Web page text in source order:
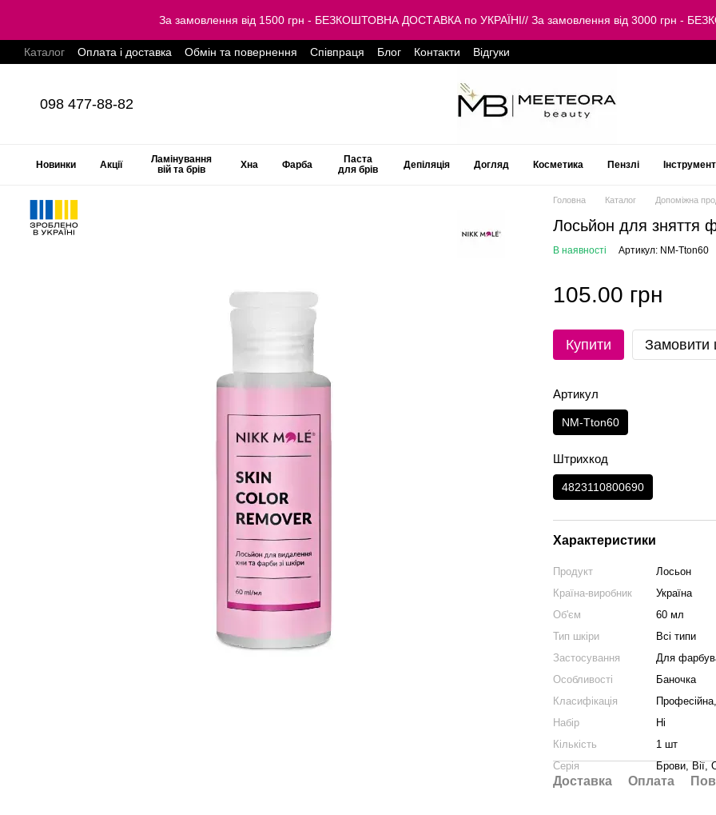
За замовлення від 1500 грн - БЕЗКОШТОВНА ДОСТАВКА по УКРАЇНІ// За замовлення від 3000 грн -
Каталог Оплата і доставка Обмін та повернення Співпраця Блог Контакти Відгуки
098 477-88-82
Новинки Акції
Ламінування
вій та брів
Хна Фарба
Паста
для брів
Депіляція Догляд Косметика Пензлі
Головна Каталог Допоміжна
Лосьйон для зняття
В наявності Артикул: NM-Tton60
105.00 грн
Купити Замовити
Артикул
NM-Tton60
Штрихкод
4823110800690
Характеристики
Продукт
Лосьон
Країна-виробник
Україна
Об'єм
60 мл
Тип шкіри
Всі типи
Застосування
Для
Особливості
Баночка
Класифікація
Набір
Ні
Кількість
1 шт
Серія
Брови, Вії,
Доставка Оплата